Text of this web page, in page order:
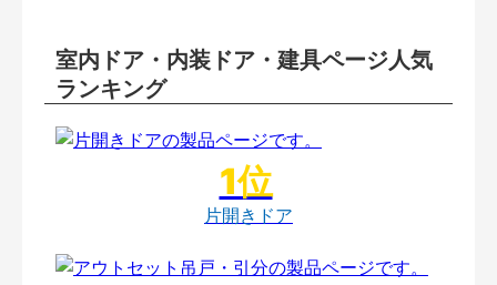
室内ドア・内装ドア・建具ページ人気
ランキング
片開きドア